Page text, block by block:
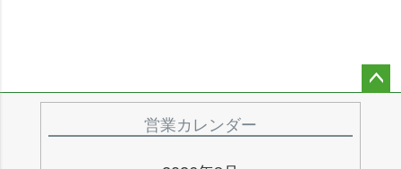
営業カレンダー